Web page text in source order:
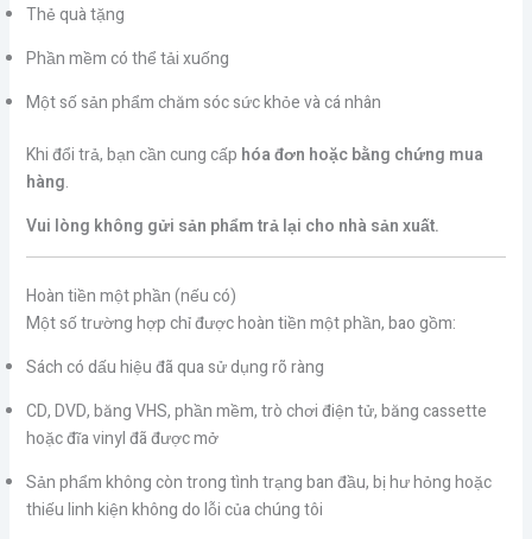
Thẻ quà tặng
Phần mềm có thể tải xuống
Một số sản phẩm chăm sóc sức khỏe và cá nhân
Khi đổi trả, bạn cần cung cấp hóa đơn hoặc bằng chứng mua
hàng.
Vui lòng không gửi sản phẩm trả lại cho nhà sản xuất.
Hoàn tiền một phần (nếu có)
Một số trường hợp chỉ được hoàn tiền một phần, bao gồm:
Sách có dấu hiệu đã qua sử dụng rõ ràng
CD, DVD, băng VHS, phần mềm, trò chơi điện tử, băng cassette
hoặc đĩa vinyl đã được mở
Sản phẩm không còn trong tình trạng ban đầu, bị hư hỏng hoặc
thiếu linh kiện không do lỗi của chúng tôi